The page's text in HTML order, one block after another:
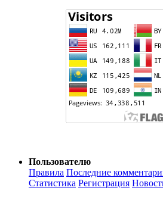
Пользователю
Правила Последние
Статистика Регистрация